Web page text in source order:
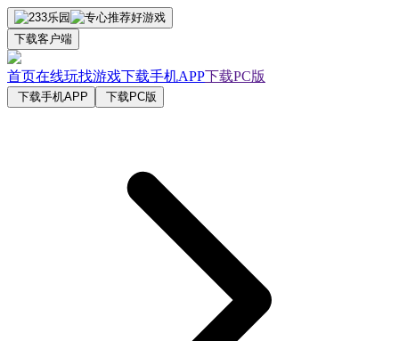
下载客户端
首页在线玩找游戏下载手机APP下载PC版
下载手机APP 下载PC版